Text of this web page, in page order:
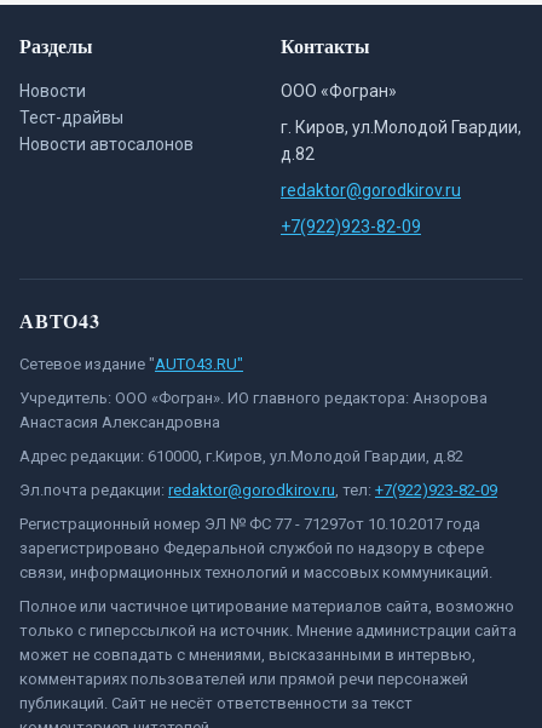
Разделы
Новости
Тест-драйвы
Новости автосалонов
Контакты
ООО «Фогран»
г. Киров, ул.Молодой Гвардии,
д.82
redaktor@gorodkirov.ru
+7(922)923-82-09
АВТО43
Сетевое издание "AUTO43.RU"
Учредитель: ООО «Фогран». ИО главного редактора: Анзорова
Анастасия Александровна
Адрес редакции: 610000, г.Киров, ул.Молодой Гвардии, д.82
Эл.почта редакции: redaktor@gorodkirov.ru, тел: +7(922)923-82-09
Регистрационный номер ЭЛ № ФС 77 - 71297от 10.10.2017 года
зарегистрировано Федеральной службой по надзору в сфере
связи, информационных технологий и массовых коммуникаций.
Полное или частичное цитирование материалов сайта, возможно
только с гиперссылкой на источник. Мнение администрации сайта
может не совпадать с мнениями, высказанными в интервью,
комментариях пользователей или прямой речи персонажей
публикаций. Сайт не несёт ответственности за текст